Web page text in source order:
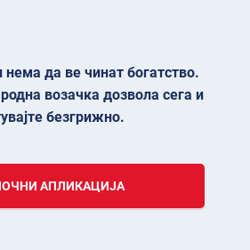
нема да ве чинат богатство.
возачка дозвола сега и
безгрижно.
АПЛИКАЦИЈА